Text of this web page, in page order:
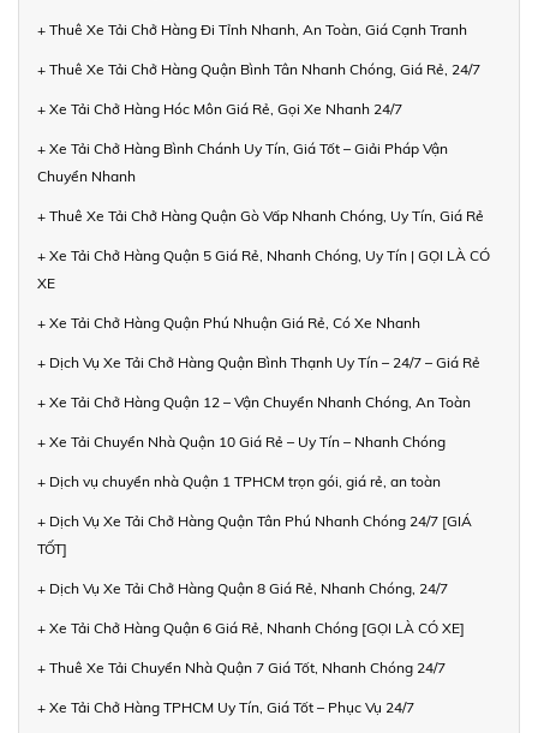
+ Thuê Xe Tải Chở Hàng Đi Tỉnh Nhanh, An Toàn, Giá Cạnh Tranh
+ Thuê Xe Tải Chở Hàng Quận Bình Tân Nhanh Chóng, Giá Rẻ, 24/7
+ Xe Tải Chở Hàng Hóc Môn Giá Rẻ, Gọi Xe Nhanh 24/7
+ Xe Tải Chở Hàng Bình Chánh Uy Tín, Giá Tốt – Giải Pháp Vận
Chuyển Nhanh
+ Thuê Xe Tải Chở Hàng Quận Gò Vấp Nhanh Chóng, Uy Tín, Giá Rẻ
+ Xe Tải Chở Hàng Quận 5 Giá Rẻ, Nhanh Chóng, Uy Tín | GỌI LÀ CÓ
XE
+ Xe Tải Chở Hàng Quận Phú Nhuận Giá Rẻ, Có Xe Nhanh
+ Dịch Vụ Xe Tải Chở Hàng Quận Bình Thạnh Uy Tín – 24/7 – Giá Rẻ
+ Xe Tải Chở Hàng Quận 12 – Vận Chuyển Nhanh Chóng, An Toàn
+ Xe Tải Chuyển Nhà Quận 10 Giá Rẻ – Uy Tín – Nhanh Chóng
+ Dịch vụ chuyển nhà Quận 1 TPHCM trọn gói, giá rẻ, an toàn
+ Dịch Vụ Xe Tải Chở Hàng Quận Tân Phú Nhanh Chóng 24/7 [GIÁ
TỐT]
+ Dịch Vụ Xe Tải Chở Hàng Quận 8 Giá Rẻ, Nhanh Chóng, 24/7
+ Xe Tải Chở Hàng Quận 6 Giá Rẻ, Nhanh Chóng [GỌI LÀ CÓ XE]
+ Thuê Xe Tải Chuyển Nhà Quận 7 Giá Tốt, Nhanh Chóng 24/7
+ Xe Tải Chở Hàng TPHCM Uy Tín, Giá Tốt – Phục Vụ 24/7